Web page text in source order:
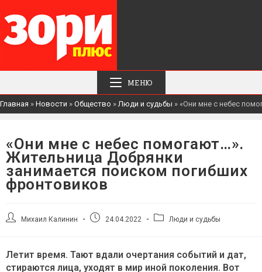
МЕНЮ
Главная » Новости » Общество »Люди и судьбы » «Они мне с небес
«Они мне с небес помогают…».
Жительница Добрянки
занимается поиском погибших
фронтовиков
АвторМихаил Калинин
Запись24.04.2022
РубрикаЛюди и судьбы
Летит время. Тают вдали очертания событий и дат,
стираются лица, уходят в мир иной поколения. Вот